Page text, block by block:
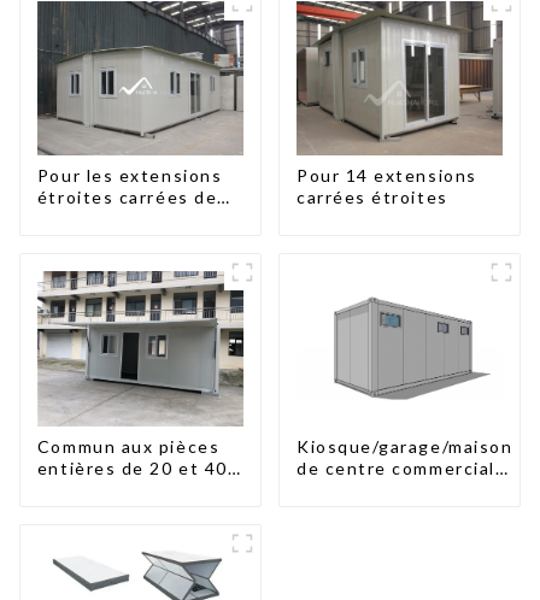
Pour les extensions
étroites carrées de
Pour 14 extensions
carrées étroites
Commun aux pièces
entières de 20 et 40
Kiosque/garage/maison
de centre commercial